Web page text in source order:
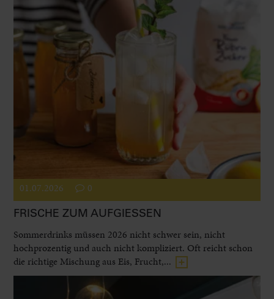
01.07.2026 0
FRISCHE ZUM AUFGIESSEN
Sommerdrinks müssen 2026 nicht schwer sein, nicht
hochprozentig und auch nicht kompliziert. Oft reicht schon
die richtige Mischung aus Eis, Frucht,...